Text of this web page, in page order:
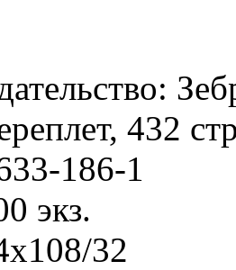
432
186-1
экз.
32